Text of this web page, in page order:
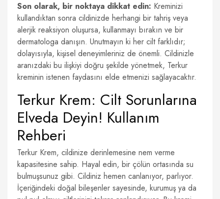
Son olarak, bir noktaya dikkat edin: Kreminizi
kullandıktan sonra cildinizde herhangi bir tahriş veya
alerjik reaksiyon oluşursa, kullanmayı bırakın ve bir
dermatologa danışın. Unutmayın ki her cilt farklıdır;
dolayısıyla, kişisel deneyimleriniz de önemli. Cildinizle
aranızdaki bu ilişkiyi doğru şekilde yönetmek, Terkur
kreminin istenen faydasını elde etmenizi sağlayacaktır.
Terkur Krem: Cilt Sorunlarına
Elveda Deyin! Kullanım
Rehberi
Terkur Krem, cildinize derinlemesine nem verme
kapasitesine sahip. Hayal edin, bir çölün ortasında su
bulmuşsunuz gibi. Cildiniz hemen canlanıyor, parlıyor.
İçeriğindeki doğal bileşenler sayesinde, kurumuş ya da